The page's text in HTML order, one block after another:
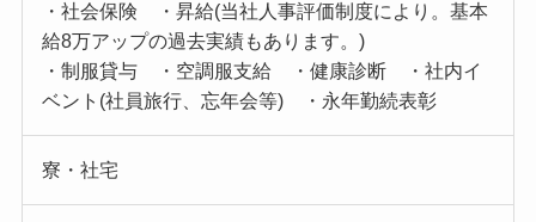
・社会保険 ・昇給(当社人事評価制度により。基本
給8万アップの過去実績もあります。)
・制服貸与 ・空調服支給 ・健康診断 ・社内イ
ベント(社員旅行、忘年会等) ・永年勤続表彰
寮・社宅